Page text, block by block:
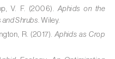
(Quadraspidiotus (=
V. F. (2006). Aphids on the
and Shrubs . Wiley.
R. (2017). Aphids as Crop